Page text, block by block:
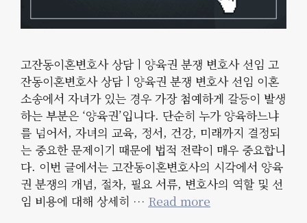
고잔동이혼변호사 상담ㅣ양육권 분쟁 변호사 선임 고
잔동이혼변호사 상담ㅣ양육권 분쟁 변호사 선임 이혼
소송에서 자녀가 있는 경우 가장 첨예하게 갈등이 발생
하는 부분은 ‘양육권’입니다. 단순히 누가 양육하느냐
를 넘어서, 자녀의 교육, 정서, 건강, 미래까지 결정되
는 중요한 문제이기 때문에 법적 전략이 매우 중요합니
다. 이번 글에서는 고잔동이혼변호사의 시각에서 양육
권 분쟁의 개념, 절차, 필요 서류, 변호사의 역할 및 선
임 비용에 대해 상세히 … Read more